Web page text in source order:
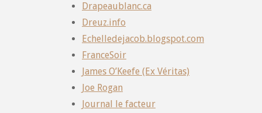
Drapeaublanc.ca
Dreuz.info
Echelledejacob.blogspot.com
FranceSoir
James O’Keefe (Ex Véritas)
Joe Rogan
Journal le facteur